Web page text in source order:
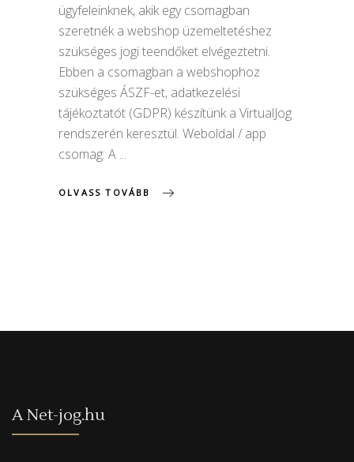
ügyfeleinknek, akik egy csomagban
szeretnék a webshop üzemeltetéshez
szükséges jogi teendőket elvégeztetni.
Ebben a csomagban a webshophoz
szükséges ÁSZF-et, adatkezelési
tájékoztatót (GDPR) készítünk a VirtualJog
rendszerén keresztül. Weboldal / app
csomag: A
OLVASS TOVÁBB
A Net-jog.hu